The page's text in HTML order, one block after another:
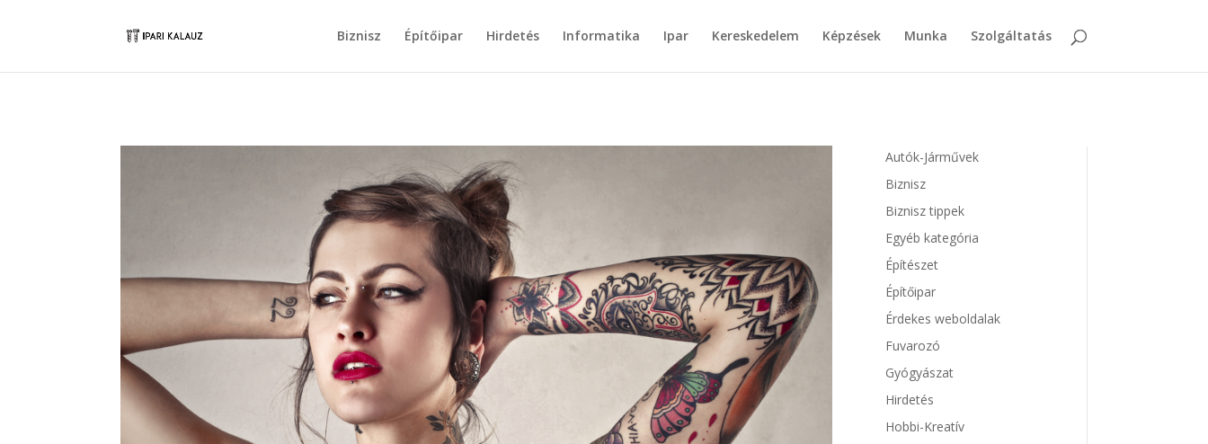
Biznisz Építőipar Hirdetés Informatika Ipar Kereskedelem Képzések Munka Szolgáltatás
Autók-Járművek
Biznisz
Biznisz tippek
Egyéb kategória
Építészet
Építőipar
Érdekes weboldalak
Fuvarozó
Gyógyászat
Hirdetés
Hobbi-Kreatív